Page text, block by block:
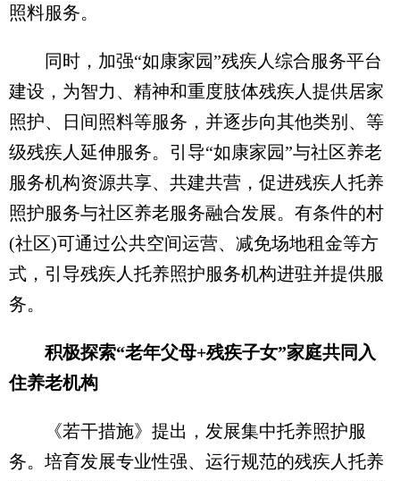
照料服务。
同时，加强“如康家园”残疾人综合服务平台
建设，为智力、精神和重度肢体残疾人提供居家
照护、日间照料等服务，并逐步向其他类别、等
级残疾人延伸服务。引导“如康家园”与社区养老
服务机构资源共享、共建共营，促进残疾人托养
照护服务与社区养老服务融合发展。有条件的村
(社区)可通过公共空间运营、减免场地租金等方
式，引导残疾人托养照护服务机构进驻并提供服
务。
积极探索“老年父母+残疾子女”家庭共同入
住养老机构
《若干措施》提出，发展集中托养照护服
务。培育发展专业性强、运行规范的残疾人托养